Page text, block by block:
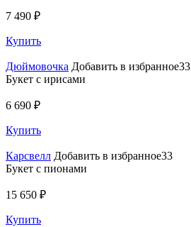
7 490 ₽
Купить
Дюймовочка Добавить в избранное33
Букет с ирисами
6 690 ₽
Купить
Карсвелл Добавить в избранное33
Букет с пионами
15 650 ₽
Купить